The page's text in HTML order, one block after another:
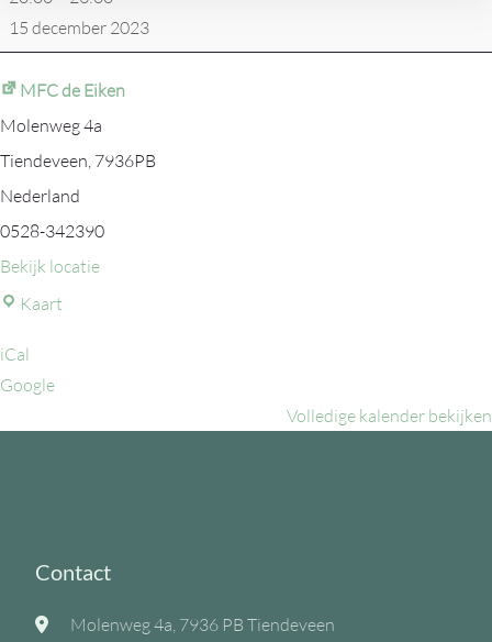
15 december 2023
MFC de Eiken
Molenweg 4a
Tiendeveen, 7936PB
Nederland
0528-342390
Bekijk locatie
Kaart
iCal
Google
Volledige kalender bekijken
Contact
Molenweg 4a, 7936 PB Tiendeveen